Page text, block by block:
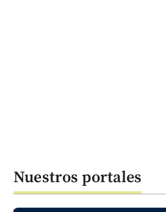
Nuestros portales